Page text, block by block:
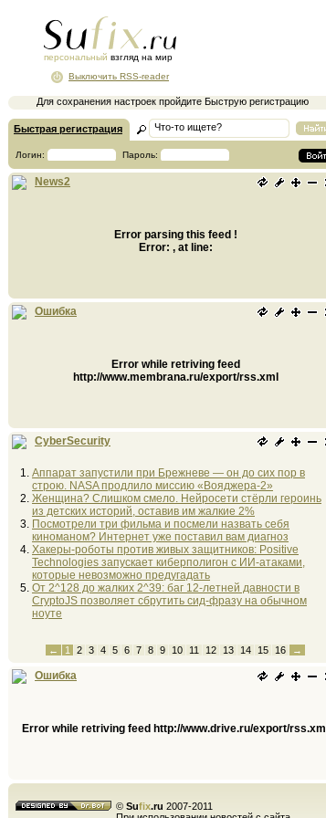
персональный взгляд на мир
Для сохранения настроек пройдите Быструю регистрацию
Выключить RSS-reader
Быстрая регистрация
Логин: Пароль:
News2
Error parsing this feed !
Error: , at line:
Ошибка
Error while retriving feed
http://www.membrana.ru/export/rss.xml
CyberSecurity
Аппарат запустили при Брежневе — он до сих пор в
строю. NASA продлило миссию «Вояджера-2»
Женщина? Слишком смело. Нейросети стёрли героинь
из детских историй, оставив им жалкие 2%
Посмотрели три фильма и посмели назвать себя
киноманом? Интернет уже поставил вам диагноз
Хакеры-роботы против живых защитников: Positive
Technologies запускает киберполигон с ИИ-атаками,
которые невозможно предугадать
От 2^128 до жалких 2^39: баг 12-летней давности в
CryptoJS позволяет сбрутить сид-фразу на обычном
ноуте
← 1 2 3 4 5 6 7 8 9 10 11 12 13 14 15 16 →
Ошибка
Error while retriving feed http://www.drive.ru/export/rss.xml
© Sufix.ru 2007-2011